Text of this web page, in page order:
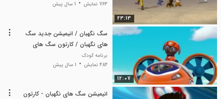
23:13
763 نمایش
1 سال پیش
12:07
سگ نگهبان / انیمیشن جدید سگ
های نگهبان / کارتون سگ های
نگهبان
برنامه کودک
484 نمایش
1 سال پیش
انیمیشن سگ های نگهبان - کارتون